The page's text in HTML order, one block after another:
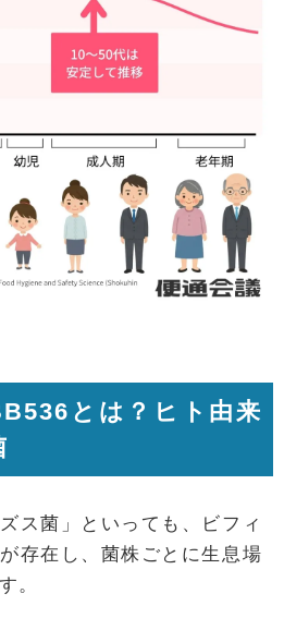
とは？ヒト由来
ス菌」といっても、ビフィ
存在し、菌株ごとに生息場
。